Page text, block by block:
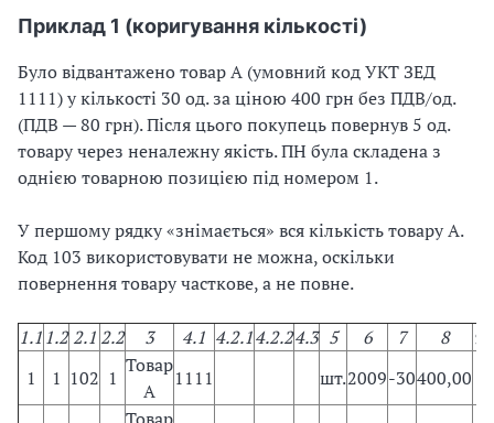
Приклад 1 (коригування кількості)
Було відвантажено товар А (умовний код УКТ ЗЕД
1111) у кількості 30 од. за ціною 400 грн без ПДВ/од.
(ПДВ — 80 грн). Після цього покупець повернув 5 од.
товару через неналежну якість. ПН була складена з
однією товарною позицією під номером 1.
У першому рядку «знімається» вся кількість товару А.
Код 103 використовувати не можна, оскільки
повернення товару часткове, а не повне.
1.11.2 2.1 2.2 3 4.1 4.2.14.2.24.3 5 6 7 8 9
1
1 102 1
Товар
А
1111 шт.2009-30400,00